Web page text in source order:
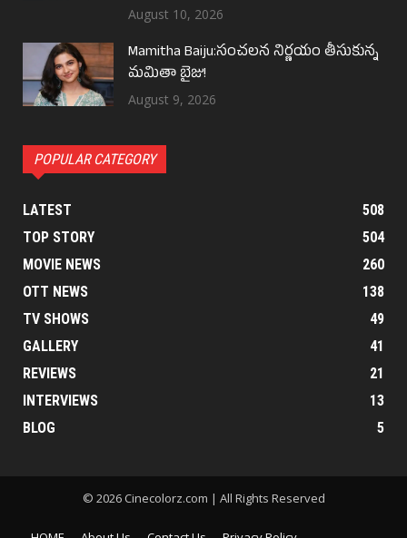
August 10, 2026
Mamitha Baiju:సంచలన నిర్ణయం తీసుకున్న
మమితా బైజు!
August 9, 2026
POPULAR CATEGORY
LATEST
508
TOP STORY
504
MOVIE NEWS
260
OTT NEWS
138
TV SHOWS
49
GALLERY
41
REVIEWS
21
INTERVIEWS
13
BLOG
5
© 2026 Cinecolorz.com | All Rights Reserved